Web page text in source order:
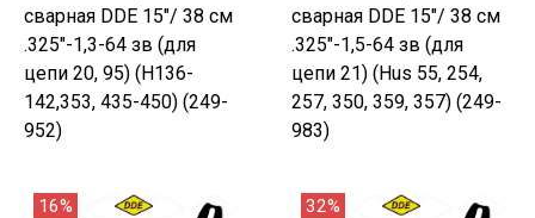
сварная DDE 15"/ 38 см
.325"-1,3-64 зв (для
цепи 20, 95) (H136-
142,353, 435-450) (249-
952)
сварная DDE 15"/ 38 см
.325"-1,5-64 зв (для
цепи 21) (Hus 55, 254,
257, 350, 359, 357) (249-
983)
16% 32%